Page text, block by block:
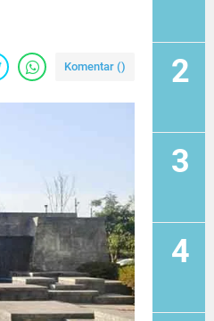
Komentar ()